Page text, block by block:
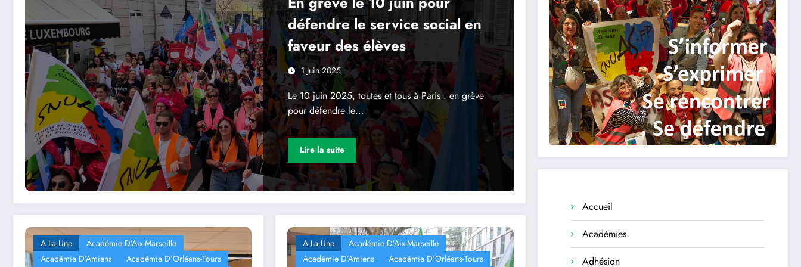
défendre le service social en
faveur des élèves
1 Juin 2025
Le 10 juin 2025, toutes et tous à Paris : en grève
pour défendre le…
Lire la suite
A La Une
Académie D’Aix-Marseille
Académie D’Amiens
Académie D’Orléans-Tours
A La Une
Académie D’Aix-Marseille
Académie D’Amiens
Académie D’Orléans-Tours
Accueil
Académies
Adhésion